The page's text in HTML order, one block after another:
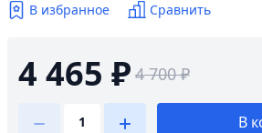
В избранное Сравнить
4 465 ₽ 4 700 ₽
В